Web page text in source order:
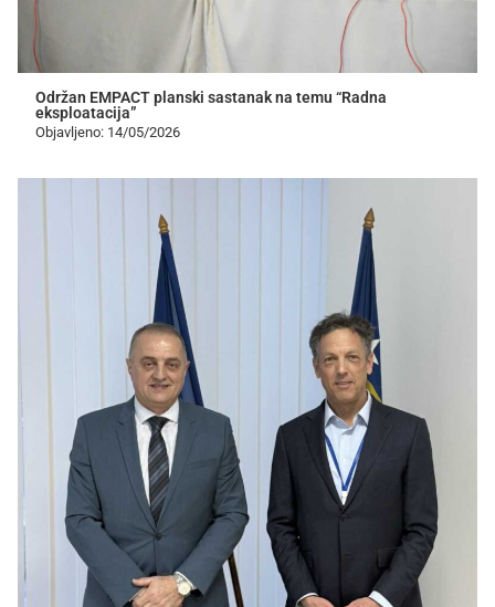
Održan EMPACT planski sastanak na temu “Radna
eksploatacija”
Objavljeno: 14/05/2026